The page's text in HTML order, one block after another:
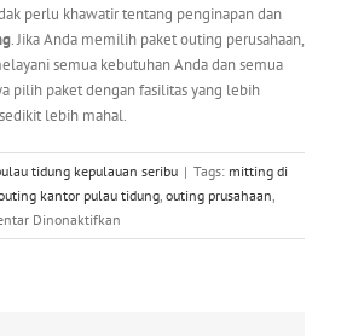
perlu khawatir tentang penginapan dan
. Jika Anda memilih paket outing perusahaan,
semua kebutuhan Anda dan semua
pilih paket dengan fasilitas yang lebih
lebih mahal.
tidung kepulauan seribu | Tags: mitting di
kantor pulau tidung outing prusahaan
Dinonaktifkan
Serunya